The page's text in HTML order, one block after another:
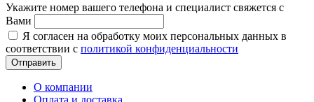
Укажите номер вашего телефона и специалист свяжется с
Вами
Я согласен на обработку моих персональных данных в
соответствии с политикой конфиденциальности
Отправить
О компании
Оплата и доставка